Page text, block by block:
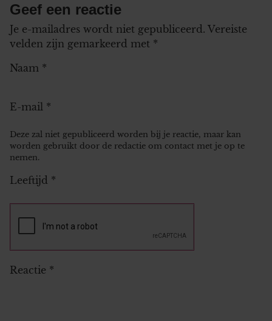
Geef een reactie
Je e-mailadres wordt niet gepubliceerd. Vereiste
velden zijn gemarkeerd met *
Naam *
E-mail *
Deze zal niet gepubliceerd worden bij je reactie, maar kan
worden gebruikt door de redactie om contact met je op te
nemen.
Leeftijd *
Reactie *